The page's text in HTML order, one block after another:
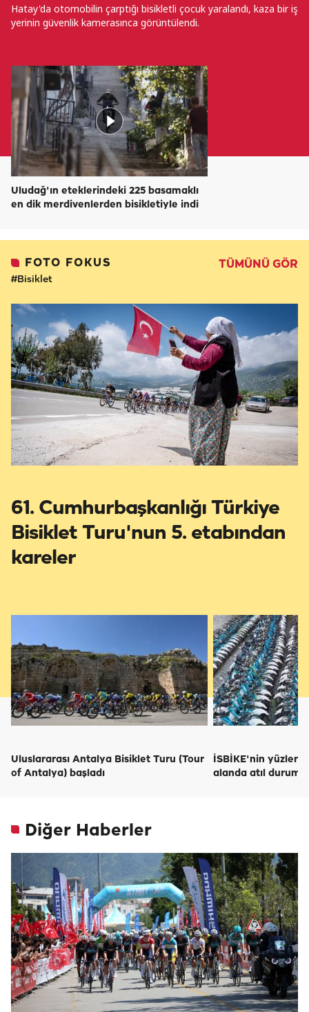
Hatay'da otomobilin çarptığı bisikletli çocuk yaralandı, kaza bir iş
yerinin güvenlik kamerasınca görüntülendi.
Uludağ'ın eteklerindeki 225 basamaklı
en dik merdivenlerden bisikletiyle indi
FOTO FOKUS TÜMÜNÜ GÖR
#Bisiklet
61. Cumhurbaşkanlığı Türkiye
Bisiklet Turu'nun 5. etabından
kareler
Uluslararası Antalya Bisiklet Turu (Tour
of Antalya) başladı
İSBİKE'nin
alanda atıl
Diğer Haberler